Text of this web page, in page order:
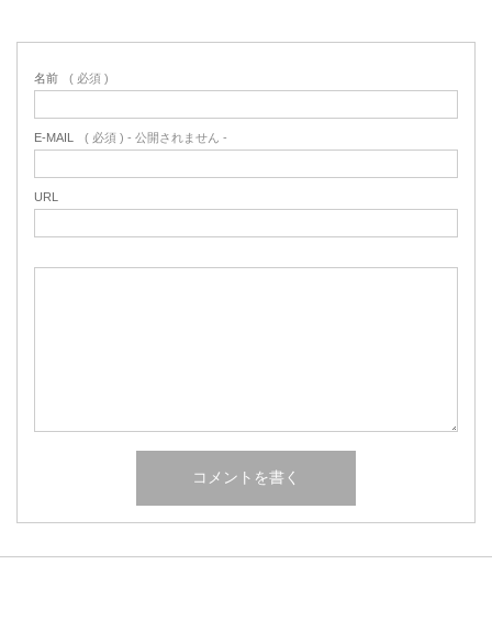
名前 ( 必須 )
E-MAIL ( 必須 ) - 公開されません -
URL